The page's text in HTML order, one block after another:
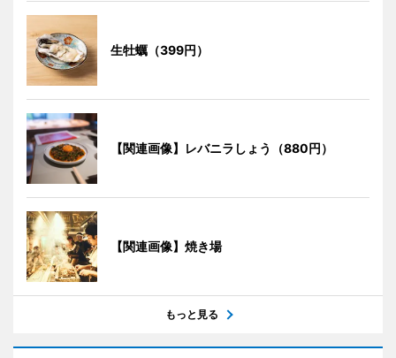
生牡蠣（399円）
【関連画像】レバニラしょう（880円）
【関連画像】焼き場
もっと見る